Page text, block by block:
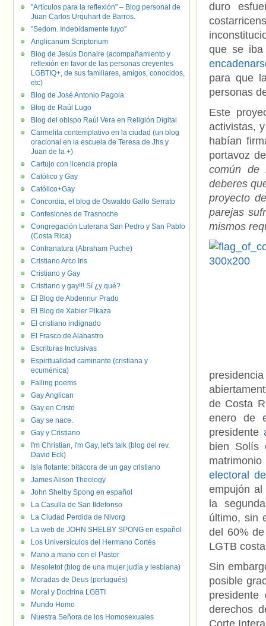
duro
que se
para que
personas
Este
activistas,
habían
portavoz
común de
deberes
proyecto
parejas
mismos
de Costa
enero de
presidente
bien Solís
electoral
empujón al
la
último, sin
del 60%
LGTB
Sin
posible
derechos
Corte
"Artículos para la reflexión" – Blog personal de
Juan Carlos Urquhart de Barros.
"Sedom. Indebidamente tuyo"
Anglicanum Scriptorium
Blog de Jesús Donaire (acompañamiento y
reflexión en favor de las personas creyentes
LGBTIQ+, de sus familiares, amigos, conocidos,
etc)
Blog de José Antonio Pagola
Blog de Raúl Lugo
Blog del obispo Raúl Vera en Religión Digital
Carmelita contemplativo en la ciudad (un blog
oracional en la escuela de Teresa de Jhs y
Juan de la +)
Cartujo con licencia propia
Católico y Gay
Católico+Gay
Concordia, el blog de Oswaldo Gallo Serrato
Confesiones de Trasnoche
Congregación Luterana San Pedro y San Pablo
(Costa Rica)
Contranatura (Abraham Puche)
Cristiano Arco Iris
Cristiano y Gay
Cristiano y gay!!! Sí ¿y qué?
El Blog de Abdennur Prado
El Blog de Xabier Pikaza
El cristiano indignado
El Frasco de Alabastro
Escrituras Inclusivas
Espiritualidad caminante (cristiana y
ecuménica)
Falling poems
Gay Anglican
Gay en Cristo
Gay se nace.
Gay y Cristiano
I'm Christian, I'm Gay, let's talk (blog del rev.
David Eck)
Isla flotante: bitácora de un gay cristiano
James Alison Theology
John Shelby Spong en español
La Casulla de San Ildefonso
La Ciudad Perdida de Nivorg
La web de JOHN SHELBY SPONG en español
Los Universículos del Hermano Cortés
Mano a mano con el Pastor
Mesoletot (blog de una mujer judía y lesbiana)
Moradas de Deus (portugués)
Moral y Doctrina LGBTI
Mundo Homo
Nuestra Señora de los Homosexuales